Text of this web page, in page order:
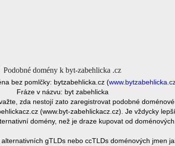
Podobné domény k byt-zabehlicka .cz
bez pomlčky: bytzabehlicka.cz (
Fráze v názvu: byt zabehlicka
zda nestojí zato zaregistrovat podobné
(www.byt-zabehlickacz.cz). Je vždycky
domény, než je draze kupovat od doménových
gTLDs nebo ccTLDs doménových jmen